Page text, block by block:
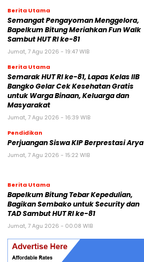
Berita Utama
Semangat Pengayoman Menggelora,
Bapelkum Bitung Meriahkan Fun Walk
Sambut HUT RI ke-81
Jumat, 7 Agu 2026 - 19:47 WIB
Berita Utama
Semarak HUT RI ke-81, Lapas Kelas IIB
Bangko Gelar Cek Kesehatan Gratis
untuk Warga Binaan, Keluarga dan
Masyarakat
Jumat, 7 Agu 2026 - 16:39 WIB
Pendidikan
Perjuangan Siswa KIP Berprestasi Arya
Jumat, 7 Agu 2026 - 15:22 WIB
Berita Utama
Bapelkum Bitung Tebar Kepedulian,
Bagikan Sembako untuk Security dan
TAD Sambut HUT RI ke-81
Jumat, 7 Agu 2026 - 00:08 WIB